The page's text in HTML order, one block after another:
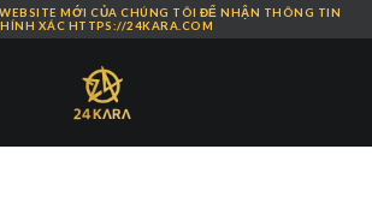
MỚI CỦA CHÚNG TÔI ĐỂ NHẬN THÔNG TIN
XÁC HTTPS://24KARA.COM